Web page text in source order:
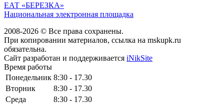
ЕАТ «БЕРЕЗКА»
Национальная электронная площадка
2008-2026 © Все права сохранены.
При копировании материалов, ссылка на mskupk.ru
обязательна.
Сайт разработан и поддерживается iNikSite
Время работы
Понедельник 8:30 - 17.30
Вторник
8:30 - 17.30
Среда
8:30 - 17.30